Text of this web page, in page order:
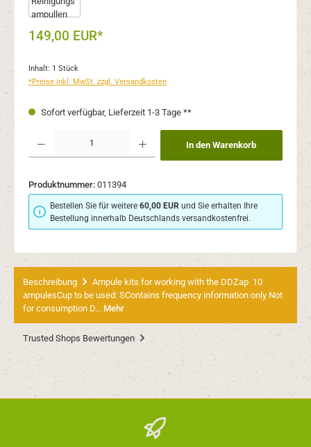
149,00 EUR*
Inhalt: 1 Stück
*Preise inkl. MwSt. zzgl. Versandkosten
Sofort verfügbar, Lieferzeit 1-3 Tage **
Produkt Anzahl: Gib den gewünschten Wert ein oder benutze die Schaltflächen
In den Warenkorb
Produktnummer: 011394
Bestellen Sie für weitere60,00 EUR und Sie erhalten Ihre
Bestellung innerhalb Deutschlands versandkostenfrei.
Beschreibung
Ampule kits for working with the DDZap 10
ampulesCup to be used: SContains frequency information only Not
for consumption D… Mehr
Trusted Shops Bewertungen